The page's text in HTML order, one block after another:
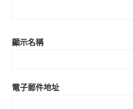
顯示名稱
電子郵件地址